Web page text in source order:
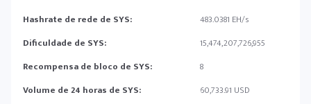
Hashrate de rede de SYS:
483.0381 EH/s
Dificuldade de SYS:
15,474,207,726,955
Recompensa de bloco de SYS:
8
Volume de 24 horas de SYS:
60,733.91 USD